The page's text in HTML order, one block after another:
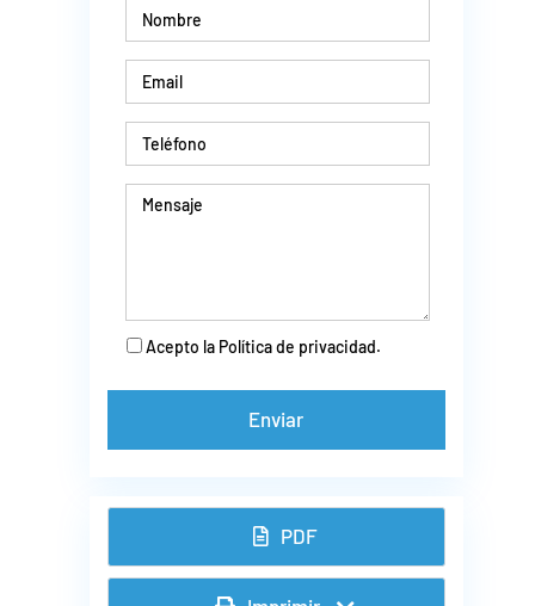
Acepto la Política de privacidad.
PDF